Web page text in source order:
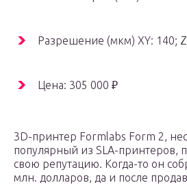
Разрешение (мкм) XY: 140;
Цена: 305 000 ₽
3D-принтер Formlabs Form 2,
популярный из SLA-принтеров,
свою репутацию. Когда-то он
млн. долларов, да и после